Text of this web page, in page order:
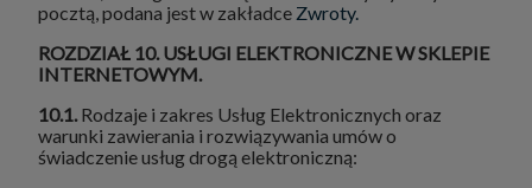
pocztą, podana jest w zakładce Zwroty.
ROZDZIAŁ 10. USŁUGI ELEKTRONICZNE W SKLEPIE
INTERNETOWYM.
10.1. Rodzaje i zakres Usług Elektronicznych oraz
warunki zawierania i rozwiązywania umów o
świadczenie usług drogą elektroniczną: